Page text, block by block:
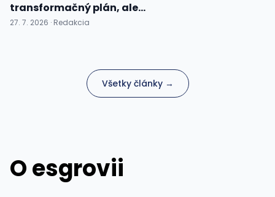
transformačný plán, ale...
27. 7. 2026 · Redakcia
Všetky články →
O esgrovii